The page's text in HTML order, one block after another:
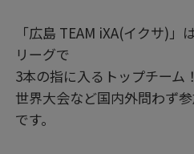
「広島 TEAM iXA(イクサ)
リーグで
3本の指に入るトップチーム！
世界大会など国内外問わず
です。